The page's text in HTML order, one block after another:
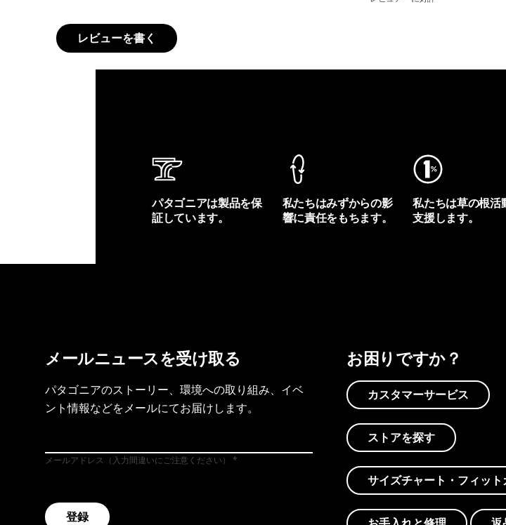
レビューを書く
パタゴニアは製品を保
証しています。
私たちはみずからの影
響に責任をもちます。
私たちは草の根活
支援します。
メールニュースを受け取る
パタゴニアのストーリー、環境への取り組み、イベ
ント情報などをメールにてお届けします。
メールアドレス（入力間違いにご注意ください）
登録
お困りですか？
カスタマーサービス
ストアを探す
サイズチャート・フィット